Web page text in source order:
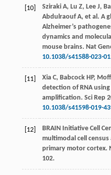
[10] Sziraki A, Lu Z, Lee J,
Abdulraouf A, et al. A
Alzheimer’s
dynamics and
mouse brains. Nat
10.1038/s41588-023-
[11] Xia C, Babcock HP,
detection of RNA using
amplification. Sci Rep
10.1038/s41598-019-
[12] BRAIN Initiative Cell
multimodal cell
primary motor cortex.
102.